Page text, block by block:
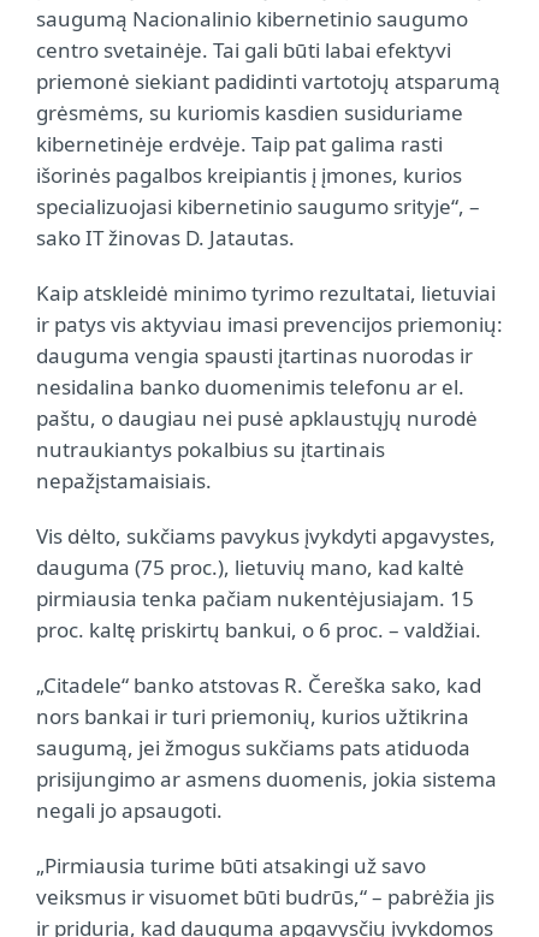
saugumą Nacionalinio kibernetinio saugumo
centro svetainėje. Tai gali būti labai efektyvi
priemonė siekiant padidinti vartotojų atsparumą
grėsmėms, su kuriomis kasdien susiduriame
kibernetinėje erdvėje. Taip pat galima rasti
išorinės pagalbos kreipiantis į įmones, kurios
specializuojasi kibernetinio saugumo srityje“, –
sako IT žinovas D. Jatautas.
Kaip atskleidė minimo tyrimo rezultatai, lietuviai
ir patys vis aktyviau imasi prevencijos priemonių:
dauguma vengia spausti įtartinas nuorodas ir
nesidalina banko duomenimis telefonu ar el.
paštu, o daugiau nei pusė apklaustųjų nurodė
nutraukiantys pokalbius su įtartinais
nepažįstamaisiais.
Vis dėlto, sukčiams pavykus įvykdyti apgavystes,
dauguma (75 proc.), lietuvių mano, kad kaltė
pirmiausia tenka pačiam nukentėjusiajam. 15
proc. kaltę priskirtų bankui, o 6 proc. – valdžiai.
„Citadele“ banko atstovas R. Čereška sako, kad
nors bankai ir turi priemonių, kurios užtikrina
saugumą, jei žmogus sukčiams pats atiduoda
prisijungimo ar asmens duomenis, jokia sistema
negali jo apsaugoti.
„Pirmiausia turime būti atsakingi už savo
veiksmus ir visuomet būti budrūs,“ – pabrėžia jis
ir priduria, kad dauguma apgavysčių įvykdomos